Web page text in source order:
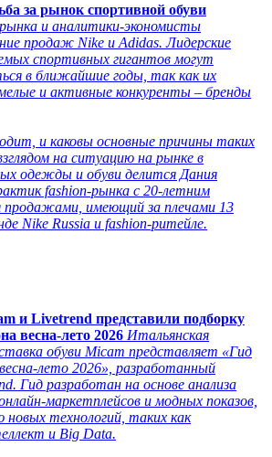
за рынок спортивной обуви
и аналитики-экономисты
продаж Nike и Adidas. Лидерские
спортивных гигантов могут
в ближайшие годы, так как их
и активные конкуренты – бренды
и каковы основные причины таких
на ситуацию на рынке в
одежды и обуви делится Дания
fashion-рынка с 20-летним
продажами, имеющий за плечами 13
Nike Russia и fashion-ритейле.
и Livetrend представили подборку
весна-лето 2026 Итальянская
обуви Micam представляет «Гид
лето 2026», разработанный
Гид разработан на основе анализа
маркетплейсов и модных показов,
технологий, таких как
и Big Data.